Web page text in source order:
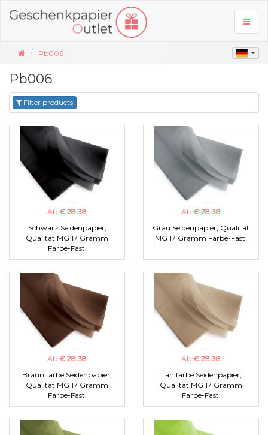
Pb006
Pb006
Filter products
Ab € 28,38
Schwarz Seidenpapier,
Qualität MG 17 Gramm
Farbe-Fast.
Ab € 28,38
Grau Seidenpapier, Qualität
MG 17 Gramm Farbe-Fast.
Ab € 28,38
Braun farbe Seidenpapier,
Qualität MG 17 Gramm
Farbe-Fast.
Ab € 28,38
Tan farbe Seidenpapier,
Qualität MG 17 Gramm
Farbe-Fast.